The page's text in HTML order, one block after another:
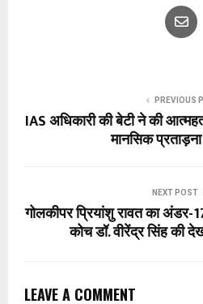
PREVIOUS
IAS अधिकारी की बेटी ने की
मानसिक
NEXT POST
गोलकीपर प्रियांशु रावत का
कोच डॉ. वीरेंद्र सिंह की
LEAVE A COMMENT